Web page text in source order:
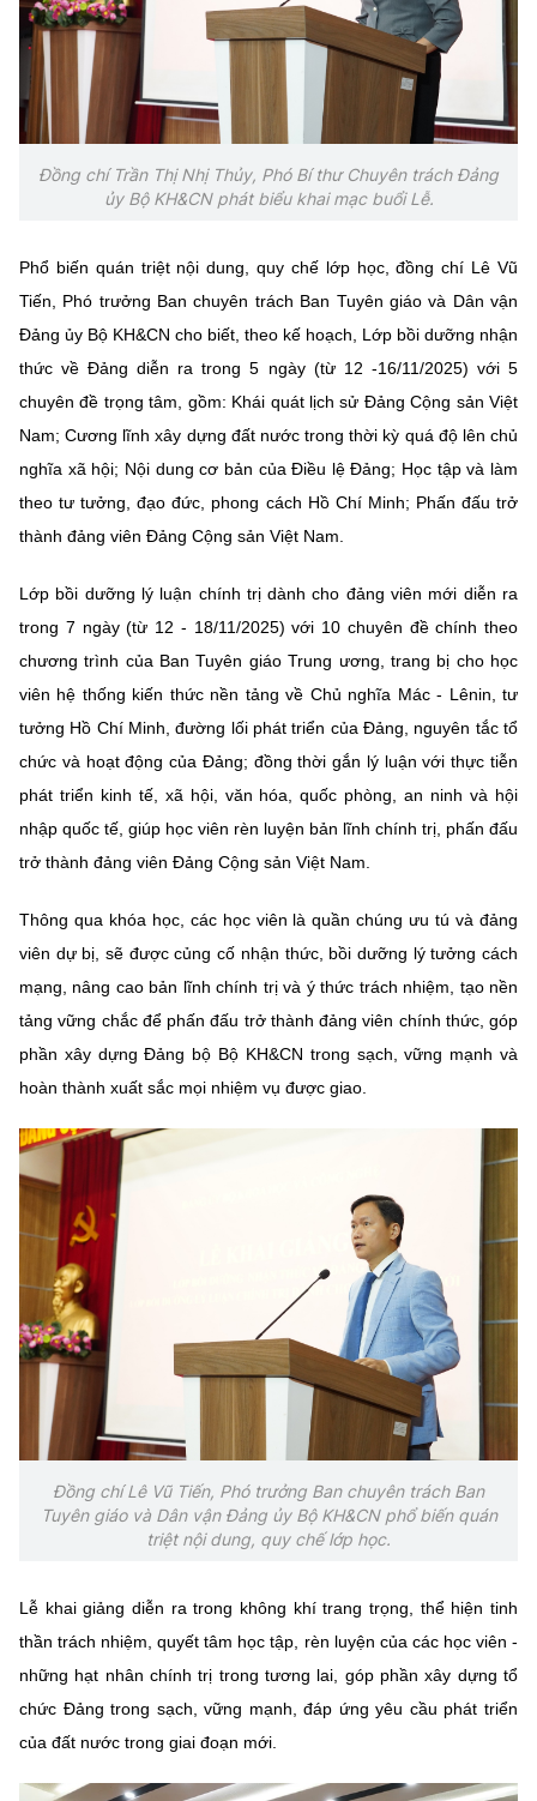
Đồng chí Trần Thị Nhị Thủy, Phó Bí thư Chuyên trách Đảng
ủy Bộ KH&CN phát biểu khai mạc buổi Lễ.
Phổ biến quán triệt nội dung, quy chế lớp học, đồng chí Lê Vũ
Tiến, Phó trưởng Ban chuyên trách Ban Tuyên giáo và Dân vận
Đảng ủy Bộ KH&CN cho biết, theo kế hoạch, Lớp bồi dưỡng nhận
thức về Đảng diễn ra trong 5 ngày (từ 12 -16/11/2025) với 5
chuyên đề trọng tâm, gồm: Khái quát lịch sử Đảng Cộng sản Việt
Nam; Cương lĩnh xây dựng đất nước trong thời kỳ quá độ lên chủ
nghĩa xã hội; Nội dung cơ bản của Điều lệ Đảng; Học tập và làm
theo tư tưởng, đạo đức, phong cách Hồ Chí Minh; Phấn đấu trở
thành đảng viên Đảng Cộng sản Việt Nam.
Lớp bồi dưỡng lý luận chính trị dành cho đảng viên mới diễn ra
trong 7 ngày (từ 12 - 18/11/2025) với 10 chuyên đề chính theo
chương trình của Ban Tuyên giáo Trung ương, trang bị cho học
viên hệ thống kiến thức nền tảng về Chủ nghĩa Mác - Lênin, tư
tưởng Hồ Chí Minh, đường lối phát triển của Đảng, nguyên tắc tổ
chức và hoạt động của Đảng; đồng thời gắn lý luận với thực tiễn
phát triển kinh tế, xã hội, văn hóa, quốc phòng, an ninh và hội
nhập quốc tế, giúp học viên rèn luyện bản lĩnh chính trị, phấn đấu
trở thành đảng viên Đảng Cộng sản Việt Nam.
Thông qua khóa học, các học viên là quần chúng ưu tú và đảng
viên dự bị, sẽ được củng cố nhận thức, bồi dưỡng lý tưởng cách
mạng, nâng cao bản lĩnh chính trị và ý thức trách nhiệm, tạo nền
tảng vững chắc để phấn đấu trở thành đảng viên chính thức, góp
phần xây dựng Đảng bộ Bộ KH&CN trong sạch, vững mạnh và
hoàn thành xuất sắc mọi nhiệm vụ được giao.
Đồng chí Lê Vũ Tiến, Phó trưởng Ban chuyên trách Ban
Tuyên giáo và Dân vận Đảng ủy Bộ KH&CN phổ biến quán
triệt nội dung, quy chế lớp học.
Lễ khai giảng diễn ra trong không khí trang trọng, thể hiện tinh
thần trách nhiệm, quyết tâm học tập, rèn luyện của các học viên -
những hạt nhân chính trị trong tương lai, góp phần xây dựng tổ
chức Đảng trong sạch, vững mạnh, đáp ứng yêu cầu phát triển
của đất nước trong giai đoạn mới.